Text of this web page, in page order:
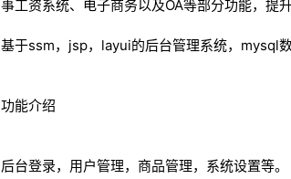
事工资系统、电子商务以及OA等部分功能，提
基于ssm，jsp，layui的后台管理系统，mysql数
功能介绍
后台登录，用户管理，商品管理，系统设置等。